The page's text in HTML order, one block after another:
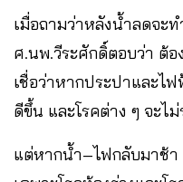
เมื่อถามว่าหลังน้ำลดจะ
ศ.นพ.วีระศักดิ์ตอบว่า ต้
เชื่อว่าหากประปาและไ
ดีขึ้น และโรคต่าง ๆ จะไ
แต่หากน้ำ–ไฟกลับมาช้า